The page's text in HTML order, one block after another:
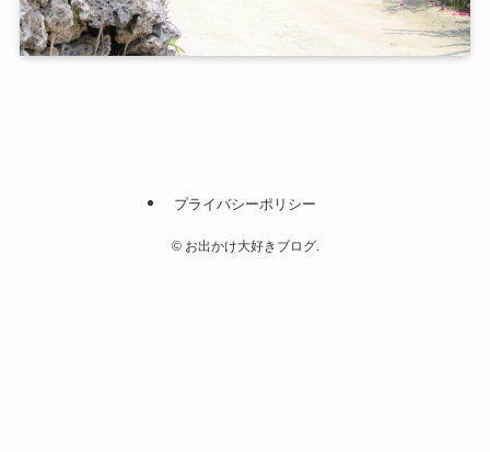
プライバシーポリシー
©お出かけ大好きブログ.